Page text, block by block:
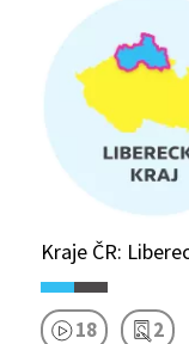
Kraje ČR:
18 2